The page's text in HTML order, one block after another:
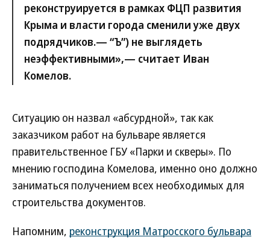
реконструируется в рамках ФЦП развития
Крыма и власти города сменили уже двух
подрядчиков.— “Ъ”) не выглядеть
неэффективными»,— считает Иван
Комелов.
Ситуацию он назвал «абсурдной», так как
заказчиком работ на бульваре является
правительственное ГБУ «Парки и скверы». По
мнению господина Комелова, именно оно должно
заниматься получением всех необходимых для
строительства документов.
Напомним, реконструкция Матросского бульвара